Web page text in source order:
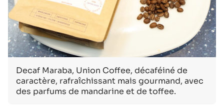
Decaf Maraba, Union Coffee, décaféiné de
caractère, rafraîchissant mais gourmand, avec
des parfums de mandarine et de toffee.